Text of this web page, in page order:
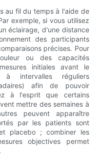
au fil du temps à l'aide de
exemple, si vous utilisez
éclairage, d'une distance
des participants
précises. Pour
ou des capacités
initiales avant le
intervalles réguliers
afin de pouvoir
à l'esprit que certains
mettre des semaines à
peuvent apparaître
par les patients sont
placebo ; combiner les
objectives permet